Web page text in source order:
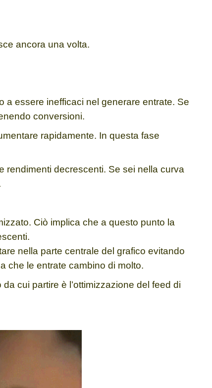
ancora una volta.
a essere inefficaci nel generare entrate. Se
conversioni.
rapidamente. In questa fase
rendimenti decrescenti. Se sei nella curva
Ciò implica che a questo punto la
nella parte centrale del grafico evitando
che le entrate cambino di molto.
cui partire è l’ottimizzazione del feed di